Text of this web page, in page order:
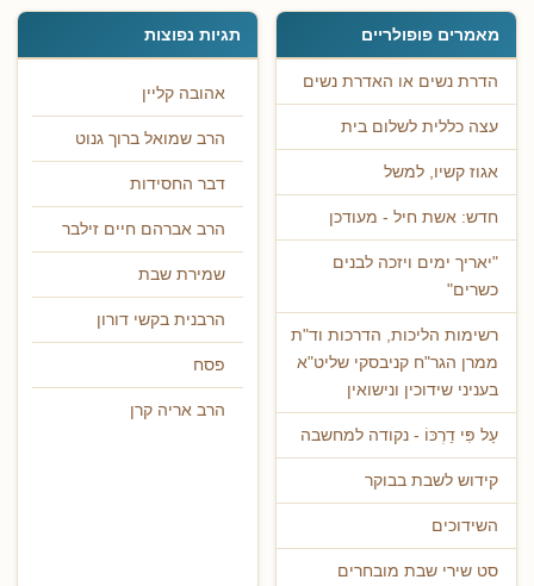
מאמרים פופולריים
הדרת נשים או האדרת נשים
עצה כללית לשלום בית
אגוז קשיו, למשל
חדש: אשת חיל - מעודכן
"יאריך ימים ויזכה לבנים
כשרים"
רשימות הליכות, הדרכות וד"ת
ממרן הגר"ח קניבסקי שליט"א
בעניני שידוכין ונישואין
עַל פִּי דַרְכּוֹ - נקודה למחשבה
קידוש לשבת בבוקר
השידוכים
סט שירי שבת מובחרים
תגיות נפוצות
אהובה קליין
הרב שמואל ברוך גנוט
דבר החסידות
הרב אברהם חיים זילבר
שמירת שבת
הרבנית בקשי דורון
פסח
הרב אריה קרן